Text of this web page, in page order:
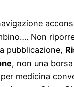
Non
pubblicazione,
, non una
medicina